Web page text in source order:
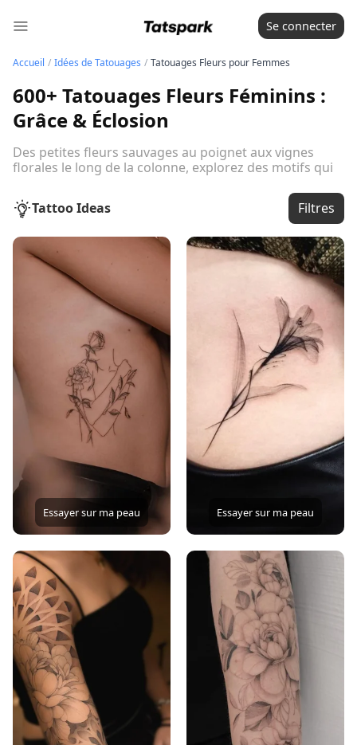
Se connecter
Accueil / Idées de Tatouages / Tatouages Fleurs pour Femmes
600+ Tatouages Fleurs Féminins :
Grâce & Éclosion
Des petites fleurs sauvages au poignet aux vignes
florales le long de la colonne, explorez des motifs qui
personnel.
Tattoo Ideas Filtres
Essayer sur ma peau Essayer sur ma peau